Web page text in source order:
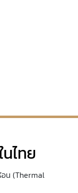
ไทย
น (Thermal